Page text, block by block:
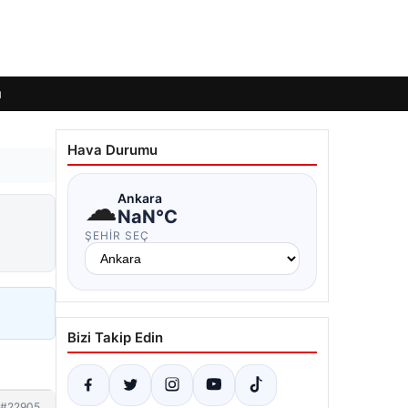
Hava Durumu
☁Ankara
NaN°C
ŞEHIR SEÇ
Bizi Takip Edin